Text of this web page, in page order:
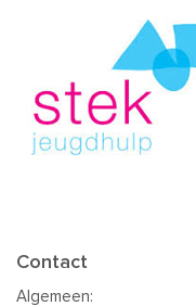
Contact
Algemeen: